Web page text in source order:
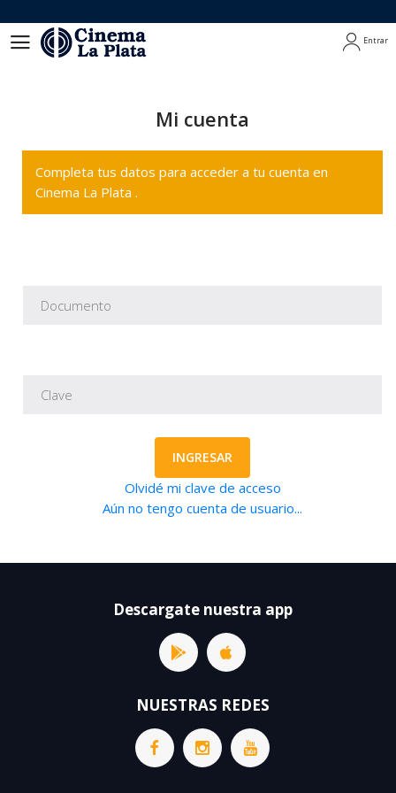
Entrar
Mi cuenta
Completa tus datos para acceder a tu cuenta en
Cinema La Plata .
INGRESAR
Olvidé mi clave de acceso
Aún no tengo cuenta de usuario...
Descargate nuestra app
NUESTRAS REDES